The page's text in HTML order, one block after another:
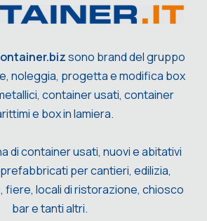
sono brand del gruppo
noleggia, progetta e modifica box
container usati, container
e box in lamiera.
di container usati, nuovi e abitativi
per cantieri, edilizia,
fiere, locali di ristorazione, chiosco
bar e tanti altri.